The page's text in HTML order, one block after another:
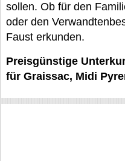
sollen. Ob für den
oder den
Faust erkunden.
Preisgünstige
für Graissac, Midi